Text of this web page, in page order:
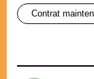
contrat